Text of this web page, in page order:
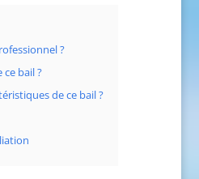
?
bail ?
de ce bail ?